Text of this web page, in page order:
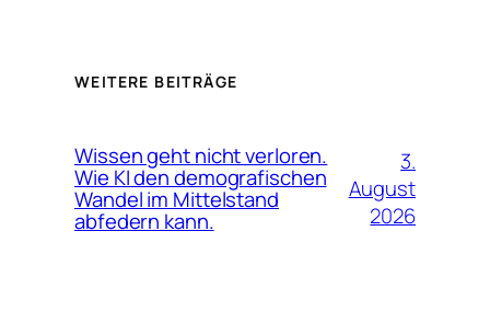
WEITERE BEITRÄGE
Wissen geht nicht verloren.
Wie KI den demografischen
Wandel im Mittelstand
abfedern kann.
3.
August
2026